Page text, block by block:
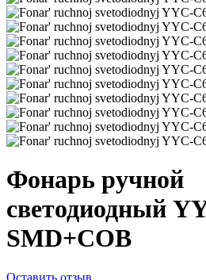
Фонарь ручной
светодиодный
SMD+COB
Оставить отзыв.